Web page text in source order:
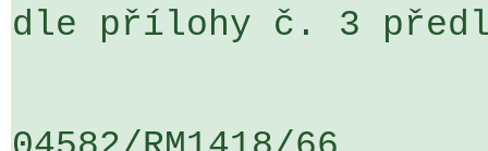
dle přílohy č. 3